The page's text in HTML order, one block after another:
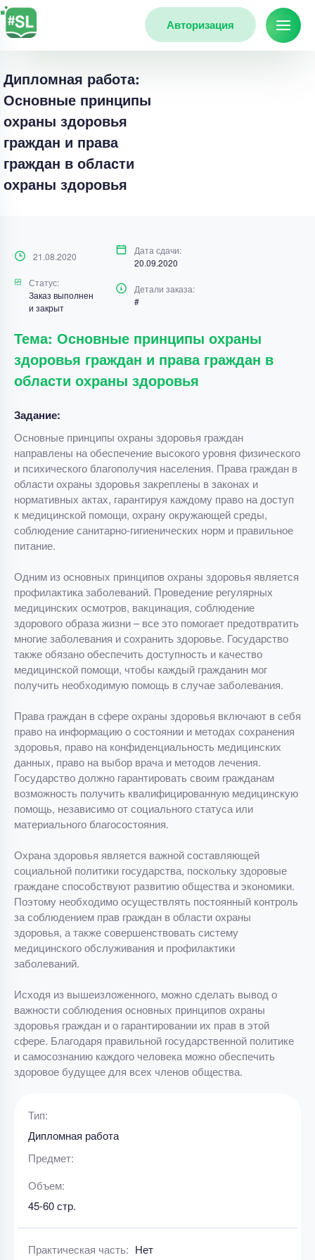
Авторизация
Дипломная работа:
Основные принципы
охраны здоровья
граждан и права
граждан в области
охраны здоровья
21.08.2020
Дата сдачи:
20.09.2020
Статус:
Заказ выполнен
и закрыт
Детали заказа:
#
Тема: Основные принципы охраны
здоровья граждан и права граждан в
области охраны здоровья
Задание:
Основные принципы охраны здоровья граждан
направлены на обеспечение высокого уровня физического
и психического благополучия населения. Права граждан в
области охраны здоровья закреплены в законах и
нормативных актах, гарантируя каждому право на доступ
к медицинской помощи, охрану окружающей среды,
соблюдение санитарно-гигиенических норм и правильное
питание.
Одним из основных принципов охраны здоровья является
профилактика заболеваний. Проведение регулярных
медицинских осмотров, вакцинация, соблюдение
здорового образа жизни – все это помогает предотвратить
многие заболевания и сохранить здоровье. Государство
также обязано обеспечить доступность и качество
медицинской помощи, чтобы каждый гражданин мог
получить необходимую помощь в случае заболевания.
Права граждан в сфере охраны здоровья включают в себя
право на информацию о состоянии и методах сохранения
здоровья, право на конфиденциальность медицинских
данных, право на выбор врача и методов лечения.
Государство должно гарантировать своим гражданам
возможность получить квалифицированную медицинскую
помощь, независимо от социального статуса или
материального благосостояния.
Охрана здоровья является важной составляющей
социальной политики государства, поскольку здоровые
граждане способствуют развитию общества и экономики.
Поэтому необходимо осуществлять постоянный контроль
за соблюдением прав граждан в области охраны
здоровья, а также совершенствовать систему
медицинского обслуживания и профилактики
заболеваний.
Исходя из вышеизложенного, можно сделать вывод о
важности соблюдения основных принципов охраны
здоровья граждан и о гарантировании их прав в этой
сфере. Благодаря правильной государственной политике
и самосознанию каждого человека можно обеспечить
здоровое будущее для всех членов общества.
Тип:
Дипломная работа
Предмет:
Объем:
45-60 стр.
Практическая часть: Нет